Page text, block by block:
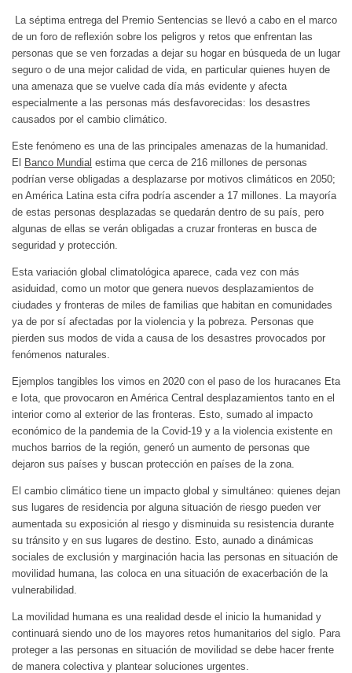
La séptima entrega del Premio Sentencias se llevó a cabo en el marco
de un foro de reflexión sobre los peligros y retos que enfrentan las
personas que se ven forzadas a dejar su hogar en búsqueda de un lugar
seguro o de una mejor calidad de vida, en particular quienes huyen de
una amenaza que se vuelve cada día más evidente y afecta
especialmente a las personas más desfavorecidas: los desastres
causados por el cambio climático.
Este fenómeno es una de las principales amenazas de la humanidad.
El Banco Mundial estima que cerca de 216 millones de personas
podrían verse obligadas a desplazarse por motivos climáticos en 2050;
en América Latina esta cifra podría ascender a 17 millones. La mayoría
de estas personas desplazadas se quedarán dentro de su país, pero
algunas de ellas se verán obligadas a cruzar fronteras en busca de
seguridad y protección.
Esta variación global climatológica aparece, cada vez con más
asiduidad, como un motor que genera nuevos desplazamientos de
ciudades y fronteras de miles de familias que habitan en comunidades
ya de por sí afectadas por la violencia y la pobreza. Personas que
pierden sus modos de vida a causa de los desastres provocados por
fenómenos naturales.
Ejemplos tangibles los vimos en 2020 con el paso de los huracanes Eta
e Iota, que provocaron en América Central desplazamientos tanto en el
interior como al exterior de las fronteras. Esto, sumado al impacto
económico de la pandemia de la Covid-19 y a la violencia existente en
muchos barrios de la región, generó un aumento de personas que
dejaron sus países y buscan protección en países de la zona.
El cambio climático tiene un impacto global y simultáneo: quienes dejan
sus lugares de residencia por alguna situación de riesgo pueden ver
aumentada su exposición al riesgo y disminuida su resistencia durante
su tránsito y en sus lugares de destino. Esto, aunado a dinámicas
sociales de exclusión y marginación hacia las personas en situación de
movilidad humana, las coloca en una situación de exacerbación de la
vulnerabilidad.
La movilidad humana es una realidad desde el inicio la humanidad y
continuará siendo uno de los mayores retos humanitarios del siglo. Para
proteger a las personas en situación de movilidad se debe hacer frente
de manera colectiva y plantear soluciones urgentes.